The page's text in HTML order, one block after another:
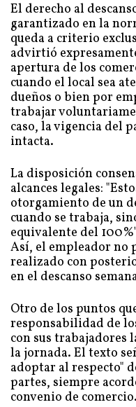
El derecho al
garantizado en la
queda a criterio
advirtió
apertura de los
cuando el local sea
dueños o bien por
trabajar
caso, la vigencia del
intacta.
La disposición
alcances legales:
otorgamiento de un
cuando se trabaja,
equivalente del
Así, el empleador no
realizado con
en el descanso
Otro de los puntos
responsabilidad de
con sus trabajadores
la jornada. El texto
adoptar al respecto"
partes, siempre
convenio de comercio.